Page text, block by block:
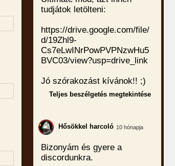
tudjátok letölteni:
https://drive.google.com/file/
d/19Zhl9-
Cs7eLwINrPowPVPNzwHu5
BVC03/view?usp=drive_link
Jó szórakozást kívánok!! ;)
Teljes beszélgetés megtekintése
Hősökkel harcoló 10 hónapja
Bizonyám és gyere a
discordunkra.